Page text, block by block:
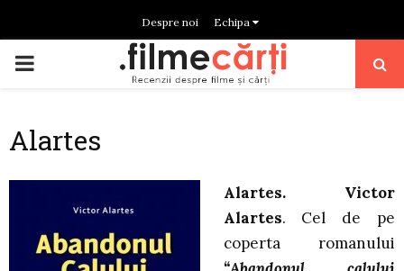
Despre noi Echipa
PRIMARY
Alartes
Alartes. Victor
Alartes. Cel de pe
coperta romanului